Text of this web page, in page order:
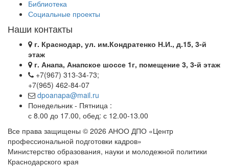
Библиотека
Социальные проекты
Наши контакты
г. Краснодар, ул. им.Кондратенко Н.И., д.15, 3-й
этаж
г. Анапа, Анапское шоссе 1г, помещение 3, 3-й этаж
+7(967) 313-34-73;
+7(965) 462-84-07
dpoanapa@mail.ru
Понедельник - Пятница :
с 8.00 до 17.00, обед: с 12.00-13.00
Все права защищены © 2026 АНОО ДПО «Центр
профессиональной подготовки кадров»
Министерство образования, науки и молодежной политики
Краснодарского края